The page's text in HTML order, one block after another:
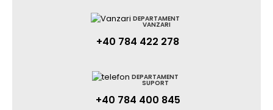
DEPARTAMENT
VANZARI
+40 784 422 278
DEPARTAMENT
SUPORT
+40 784 400 845